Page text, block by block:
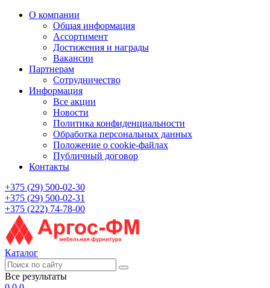
О компании
Общая информация
Ассортимент
Достижения и награды
Вакансии
Партнерам
Сотрудничество
Информация
Все акции
Новости
Политика конфиденциальности
Обработка персональных данных
Положение о cookie-файлах
Публичный договор
Контакты
+375 (29) 500-02-30
+375 (29) 500-02-31
+375 (222) 74-78-00
Каталог
Все результаты